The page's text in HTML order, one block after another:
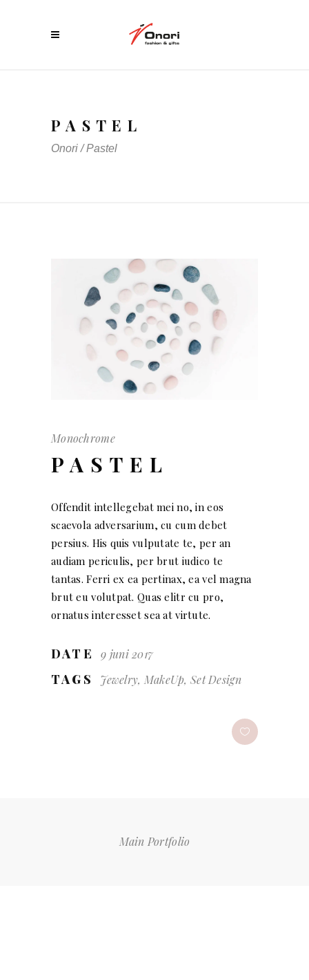
PASTEL
Onori/Pastel
Monochrome
PASTEL
Offendit intellegebat mei no, in eos
scaevola adversarium, cu cum debet
persius. His quis vulputate te, per an
audiam periculis, per brut iudico te
tantas. Ferri ex ea pertinax, ea vel magna
brut eu volutpat. Quas elitr cu pro,
ornatus interesset sea at virtute.
DATE 9 juni 2017
TAGS Jewelry, MakeUp, Set Design
Main Portfolio